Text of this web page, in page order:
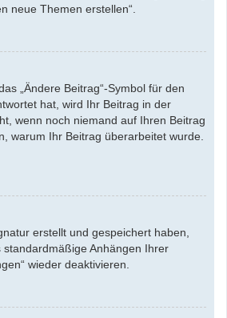
neue Themen erstellen“.
„Ändere Beitrag“-Symbol für den
hat, wird Ihr Beitrag in der
wenn noch niemand auf Ihren Beitrag
warum Ihr Beitrag überarbeitet wurde.
erstellt und gespeichert haben,
standardmäßige Anhängen Ihrer
wieder deaktivieren.